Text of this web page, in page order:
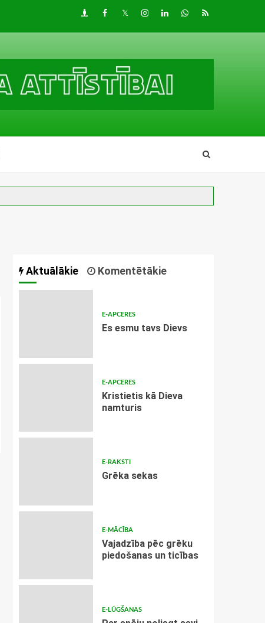
DraugiemFacebook
TwitterInstagram
LinkedInwhatsapp
RSS
Aktuālākie Komentētākie
E-APCERES
Es esmu tavs Dievs
E-APCERES
Kristietis kā Dieva
namturis
E-RAKSTI
Grēka sekas
E-MĀCĪBA
Vajadzība pēc grēku
piedošanas un ticības
E-LŪGŠANAS